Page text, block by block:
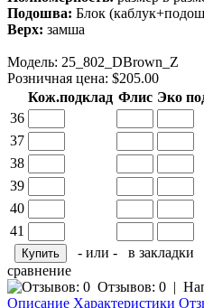
Подошва: Блок
Верх: замша
Модель: 25_802_DBrown_Z
Розничная цена: $205.00
Кож.подклад Флис Эко
36
37
38
39
40
41
- или -
в закладки
сравнение
Отзывов: 0 |
Описание Характеристики